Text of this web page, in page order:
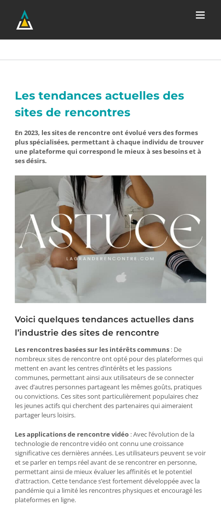
contenu
Les tendances actuelles des
sites de rencontres
En 2023, les sites de rencontre ont évolué vers des formes
plus spécialisées, permettant à chaque individu de trouver
une plateforme qui correspond le mieux à ses besoins et à
ses désirs.
Voici quelques tendances actuelles dans
l’industrie des sites de rencontre
Les rencontres basées sur les intérêts communs : De
nombreux sites de rencontre ont opté pour des plateformes qui
mettent en avant les centres d’intérêts et les passions
communes, permettant ainsi aux utilisateurs de se connecter
avec d’autres personnes partageant les mêmes goûts, pratiques
ou convictions. Ces sites sont particulièrement populaires chez
les jeunes actifs qui cherchent des partenaires qui aimeraient
partager leurs loisirs.
Les applications de rencontre vidéo : Avec l’évolution de la
technologie de rencontre vidéo ont connu une croissance
significative ces dernières années. Les utilisateurs peuvent se voir
et se parler en temps réel avant de se rencontrer en personne,
permettant ainsi de mieux évaluer les affinités et le potentiel
d’attraction. Cette tendance s’est fortement développée avec la
pandémie qui a limité les rencontres physiques et encouragé les
plateformes en ligne.